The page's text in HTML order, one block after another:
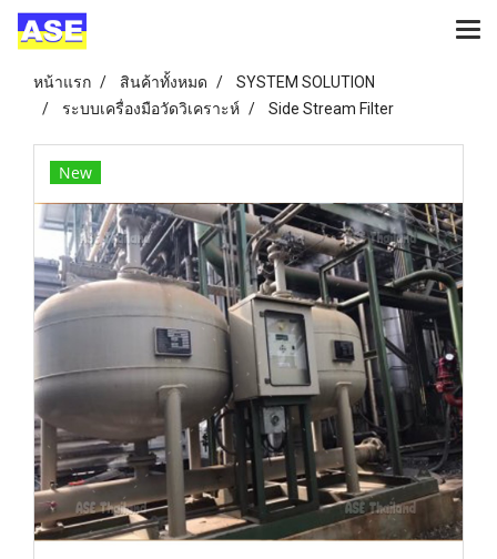
หน้าแรก สินค้าทั้งหมด
SYSTEM SOLUTION
ระบบเครื่องมือวัดวิเคราะห์
Side Stream Filter
New